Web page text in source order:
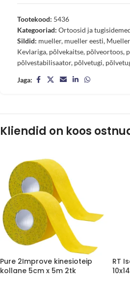
Tootekood: 5436
Kategooriad: Ortoosid ja
Sildid: mueller, mueller eesti,
Kevlariga, põlvekaitse, põlveortoos,
põlvestabilisaator, põlvetugi,
Jaga:
Kliendid on koos
Pure 2Improve kinesioteip
kollane 5cm x 5m 2tk
RT